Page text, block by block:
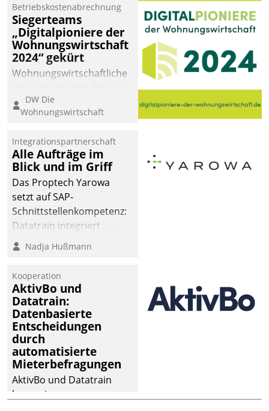
Betriebskostenabrechnung
Siegerteams
„Digitalpioniere der
Wohnungswirtschaft
2024“ gekürt
Wohnungswirtschaftliche
eine digitale Zukunft zu
finden, ist das Ziel des
der
Wohnungswirtschaft“.
Bewerben können sich
dafür ein Team
bestehend aus
Wohnungsunternehmen
und PropTech.
DW Die
Wohnungswirtschaft
Integrationspartnerschaft
Alle Aufträge im
Blick und im Griff
Das Proptech Yarowa
setzt auf SAP-
Schnittstellenkompetenz:
Datatrain integriert
Yarowas Portal zur
Vergabe und Verwaltung
operativen
Instandhaltung in die
SAP-Systemlandschaft
deutscher
Wohnungsunternehmen
– und beschleunigt damit
den Weg vom
Mieteranliegen zum
Dienstleisterauftrag.
Nadja Hußmann
Kooperation
AktivBo und
Datatrain:
Datenbasierte
Entscheidungen
durch
automatisierte
Mieterbefragungen
AktivBo und Datatrain
kooperieren –